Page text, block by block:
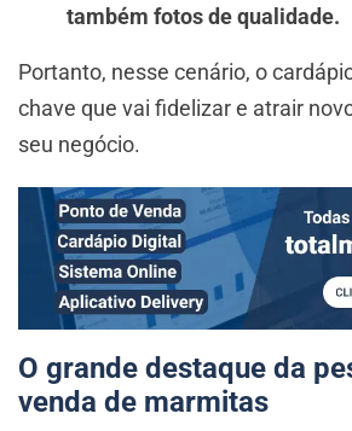
também fotos de qualidade.
Portanto, nesse cenário, o
chave que vai fidelizar e atrair
seu negócio.
O grande destaque da
venda de marmitas